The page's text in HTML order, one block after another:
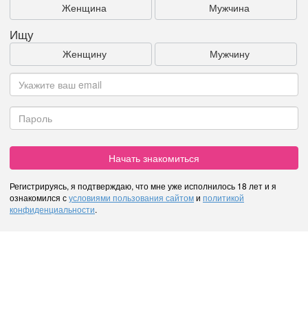
Женщина Мужчина
Ищу
Женщину Мужчину
Начать знакомиться
Регистрируясь, я подтверждаю, что мне уже исполнилось 18 лет и я
ознакомился сусловиями пользования сайтоми политикой
конфиденциальности.